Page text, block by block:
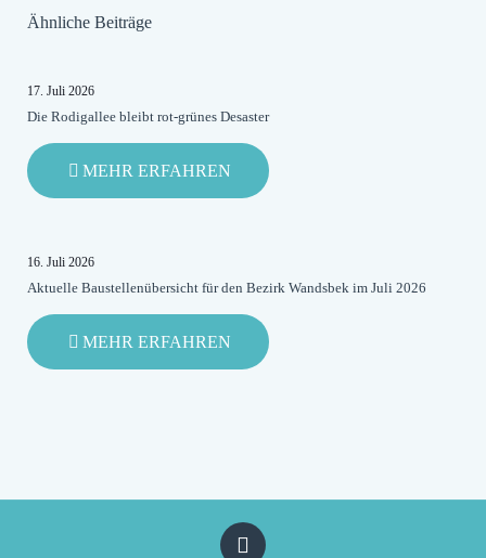
Ähnliche Beiträge
17. Juli 2026
Die Rodigallee bleibt rot-grünes Desaster
MEHR ERFAHREN
DIE
DESASTER
16. Juli 2026
Aktuelle Baustellenübersicht für den Bezirk Wandsbek im Juli 2026
MEHR ERFAHREN
AKTUELLE
JULI
2026